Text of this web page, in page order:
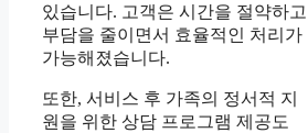
있습니다. 고객은 시간을 절약하고
부담을 줄이면서 효율적인 처리가
가능해졌습니다.
또한, 서비스 후 가족의 정서적 지
원을 위한 상담 프로그램 제공도